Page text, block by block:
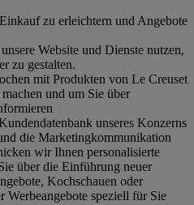
zu erleichtern und Angebote
Website und Dienste nutzen,
zu gestalten.
mit Produkten von Le Creuset
und um Sie über
unseres Konzerns
die Marketingkommunikation
wir Ihnen personalisierte
über die Einführung neuer
Kochschauen oder
Werbeangebote speziell für Sie